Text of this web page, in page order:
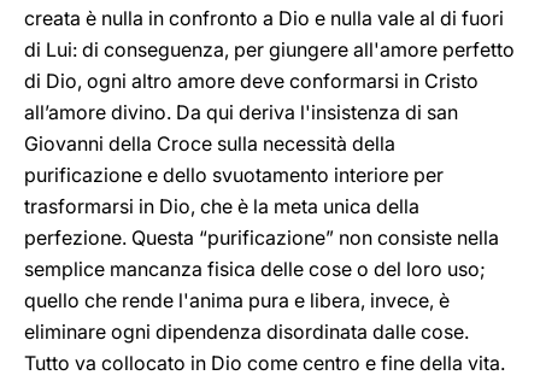
creata è nulla in confronto a Dio e nulla vale al di fuori
di Lui: di conseguenza, per giungere all'amore perfetto
di Dio, ogni altro amore deve conformarsi in Cristo
all’amore divino. Da qui deriva l'insistenza di san
Giovanni della Croce sulla necessità della
purificazione e dello svuotamento interiore per
trasformarsi in Dio, che è la meta unica della
perfezione. Questa “purificazione” non consiste nella
semplice mancanza fisica delle cose o del loro uso;
quello che rende l'anima pura e libera, invece, è
eliminare ogni dipendenza disordinata dalle cose.
Tutto va collocato in Dio come centro e fine della vita.